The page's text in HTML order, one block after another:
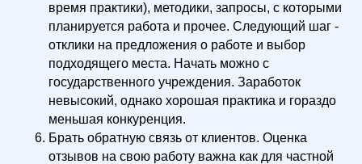
время практики), методики, запросы, с которыми
планируется работа и прочее. Следующий шаг -
отклики на предложения о работе и выбор
подходящего места. Начать можно с
государственного учреждения. Заработок
невысокий, однако хорошая практика и гораздо
меньшая конкуренция.
Брать обратную связь от клиентов. Оценка
отзывов на свою работу важна как для частной